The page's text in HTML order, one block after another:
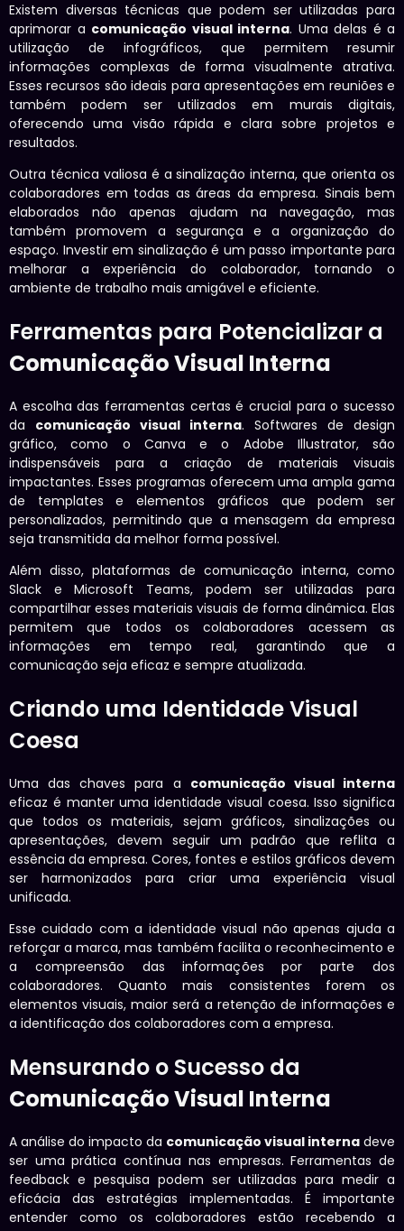
Existem diversas técnicas que podem ser utilizadas para
aprimorar a comunicação visual interna. Uma delas é a
utilização de infográficos, que permitem resumir
informações complexas de forma visualmente atrativa.
Esses recursos são ideais para apresentações em reuniões e
também podem ser utilizados em murais digitais,
oferecendo uma visão rápida e clara sobre projetos e
resultados.
Outra técnica valiosa é a sinalização interna, que orienta os
colaboradores em todas as áreas da empresa. Sinais bem
elaborados não apenas ajudam na navegação, mas
também promovem a segurança e a organização do
espaço. Investir em sinalização é um passo importante para
melhorar a experiência do colaborador, tornando o
ambiente de trabalho mais amigável e eficiente.
Ferramentas para Potencializar a
Comunicação Visual Interna
A escolha das ferramentas certas é crucial para o sucesso
da comunicação visual interna. Softwares de design
gráfico, como o Canva e o Adobe Illustrator, são
indispensáveis para a criação de materiais visuais
impactantes. Esses programas oferecem uma ampla gama
de templates e elementos gráficos que podem ser
personalizados, permitindo que a mensagem da empresa
seja transmitida da melhor forma possível.
Além disso, plataformas de comunicação interna, como
Slack e Microsoft Teams, podem ser utilizadas para
compartilhar esses materiais visuais de forma dinâmica. Elas
permitem que todos os colaboradores acessem as
informações em tempo real, garantindo que a
comunicação seja eficaz e sempre atualizada.
Criando uma Identidade Visual
Coesa
Uma das chaves para a comunicação visual interna
eficaz é manter uma identidade visual coesa. Isso significa
que todos os materiais, sejam gráficos, sinalizações ou
apresentações, devem seguir um padrão que reflita a
essência da empresa. Cores, fontes e estilos gráficos devem
ser harmonizados para criar uma experiência visual
unificada.
Esse cuidado com a identidade visual não apenas ajuda a
reforçar a marca, mas também facilita o reconhecimento e
a compreensão das informações por parte dos
colaboradores. Quanto mais consistentes forem os
elementos visuais, maior será a retenção de informações e
a identificação dos colaboradores com a empresa.
Mensurando o Sucesso da
Comunicação Visual Interna
A análise do impacto da comunicação visual interna deve
ser uma prática contínua nas empresas. Ferramentas de
feedback e pesquisa podem ser utilizadas para medir a
eficácia das estratégias implementadas. É importante
entender como os colaboradores estão recebendo a